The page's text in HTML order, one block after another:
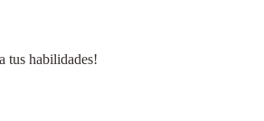
tus habilidades!